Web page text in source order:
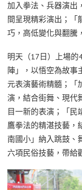
加入拳法、兵器演出
間呈現精彩演出；「
巧，高低變化與翻騰
明天（17日）上場
陣」，以悟空為故事
元表演藝術精髓；「
演，結合街舞、現代
目一新的表演；「民
鷹拳法的精湛技藝，
南國小」納入跳鼓、
六項民俗技藝，帶給